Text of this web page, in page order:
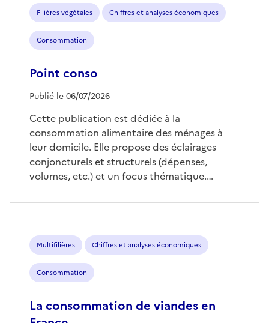
Filières végétales Chiffres et analyses économiques
Consommation
Point conso
Publié le 06/07/2026
Cette publication est dédiée à la
consommation alimentaire des ménages à
leur domicile. Elle propose des éclairages
conjoncturels et structurels (dépenses,
volumes, etc.) et un focus thématique.…
Multifilières Chiffres et analyses économiques
Consommation
La consommation de viandes en